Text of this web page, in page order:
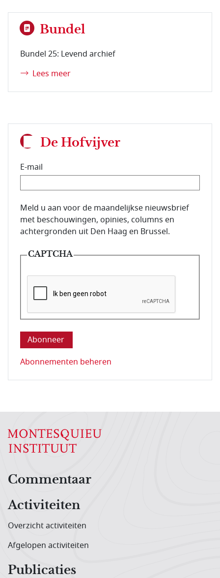
Bundel
Bundel 25: Levend archief
Lees meer
De Hofvijver
E-mail
E-mailadres van de abonnee.
Meld u aan voor de maandelijkse nieuwsbrief
met beschouwingen, opinies, columns en
achtergronden uit Den Haag en Brussel.
CAPTCHA
Deze vraag is om te controleren dat u een mens
Abonnementen beheren
Hoofdnavigatiemenu
Commentaar
Activiteiten
Overzicht activiteiten
Afgelopen activiteiten
Publicaties